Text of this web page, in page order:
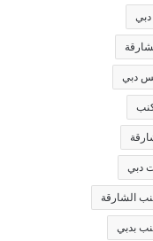
دبي
دبي
الشارقة
بدبي